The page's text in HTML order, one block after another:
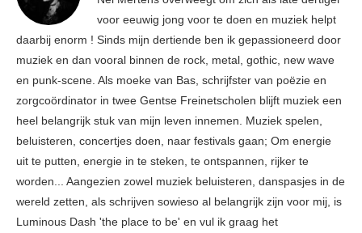
voor eeuwig jong voor te doen en muziek helpt
daarbij enorm ! Sinds mijn dertiende ben ik gepassioneerd door
muziek en dan vooral binnen de rock, metal, gothic, new wave
en punk-scene. Als moeke van Bas, schrijfster van poëzie en
zorgcoördinator in twee Gentse Freinetscholen blijft muziek een
heel belangrijk stuk van mijn leven innemen. Muziek spelen,
beluisteren, concertjes doen, naar festivals gaan; Om energie
uit te putten, energie in te steken, te ontspannen, rijker te
worden... Aangezien zowel muziek beluisteren, danspasjes in de
wereld zetten, als schrijven sowieso al belangrijk zijn voor mij, is
Luminous Dash 'the place to be' en vul ik graag het